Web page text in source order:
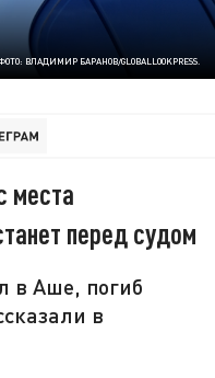
ВЛАДИМИР БАРАНОВ/GLOBALLOOKPRESS.
места
перед судом
в Аше, погиб
в